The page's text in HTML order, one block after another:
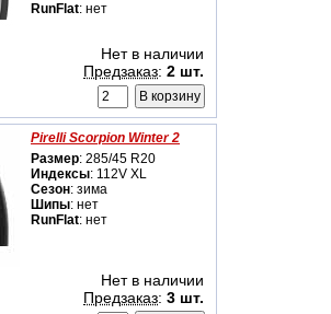
RunFlat: нет
Нет в наличии
Предзаказ: 2 шт.
Pirelli Scorpion Winter 2
Размер: 285/45 R20
Индексы: 112V XL
Сезон: зима
Шипы: нет
RunFlat: нет
Нет в наличии
Предзаказ: 3 шт.